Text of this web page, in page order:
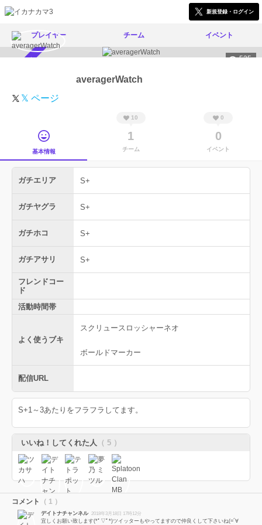
新規登録・ログイン
プレイヤー チーム イベント
525
averagerWatch
𝕏 ページ
基本情報
10
1
チーム
0
0
イベント
ガチエリア S+
ガチヤグラ S+
ガチホコ S+
ガチアサリ S+
フレンドコー
ド
活動時間帯
よく使うブキ
スクリュースロッシャーネオ
ボールドマーカー
配信URL
S+1～3あたりをフラフラしてます。
いいね！してくれた人 （ 5 ）
コメント （ 1 ）
デイトナチャンネル 2018年3月18日 17時12分
宜しくお願い致します(*ﾟ▽ﾟ*)ツイッターもやってますので仲良くして下さいね(=´∀